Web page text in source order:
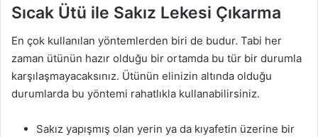
Sıcak Ütü ile Sakız Lekesi Çıkarma
En çok kullanılan yöntemlerden biri de budur. Tabi her
zaman ütünün hazır olduğu bir ortamda bu tür bir durumla
karşılaşmayacaksınız. Ütünün elinizin altında olduğu
durumlarda bu yöntemi rahatlıkla kullanabilirsiniz.
Sakız yapışmış olan yerin ya da kıyafetin üzerine bir